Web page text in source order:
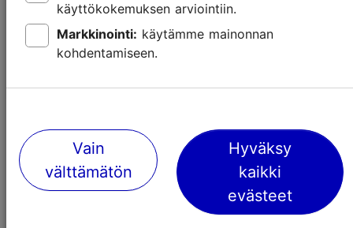
Lasten kanssa Tallinnassa – museot ja
elämyskeskukset
käyttökokemuksen arviointiin.
Markkinointi:
kohdentamiseen.
Vain
välttämätön
Hyväksy
kaikki
evästeet